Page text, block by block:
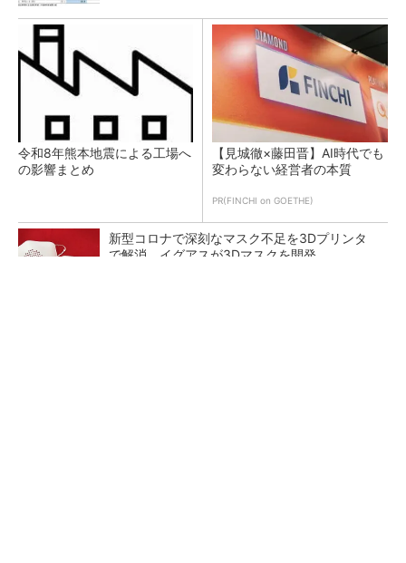
令和8年熊本地震による工場へ
の影響まとめ
【見城徹×藤田晋】AI時代でも
変わらない経営者の本質
PR(FINCHI on GOETHE)
新型コロナで深刻なマスク不足を3Dプリンタ
で解消、イグアスが3Dマスクを開発